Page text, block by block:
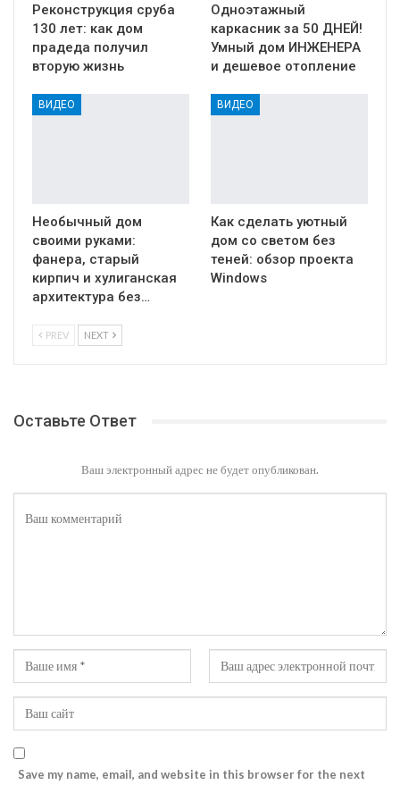
Реконструкция сруба
130 лет: как дом
прадеда получил
вторую жизнь
Одноэтажный
каркасник за 50 ДНЕЙ!
Умный дом ИНЖЕНЕРА
и дешевое отопление
ВИДЕО
Необычный дом
своими руками:
фанера, старый
кирпич и хулиганская
архитектура без…
ВИДЕО
Как сделать уютный
дом со светом без
теней: обзор проекта
Windows
PREV NEXT
Оставьте Ответ
Ваш электронный адрес не будет опубликован.
Save my name, email, and website in this browser for the next